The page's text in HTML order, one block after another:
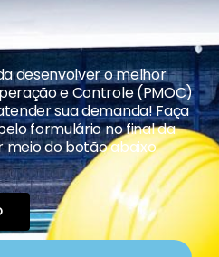
desenvolver o melhor
e Controle (PMOC)
sua demanda! Faça
formulário no final da
do botão abaixo.